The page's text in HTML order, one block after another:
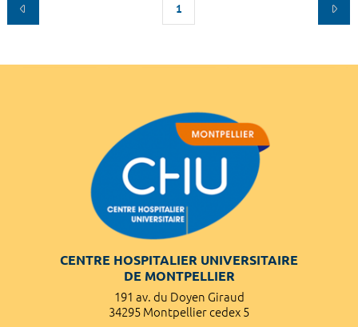
1
CENTRE HOSPITALIER UNIVERSITAIRE
DE MONTPELLIER
191 av. du Doyen Giraud
34295 Montpellier cedex 5